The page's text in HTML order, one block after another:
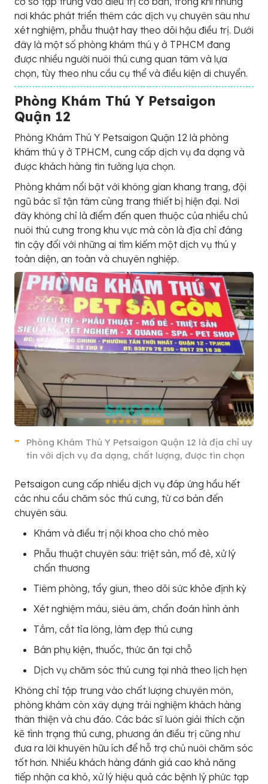
nơi khác phát triển thêm các dịch vụ chuyên sâu như
xét nghiệm, phẫu thuật hay theo dõi hậu điều trị. Dưới
đây là một số phòng khám thú y ở TPHCM đang
được nhiều người nuôi thú cưng quan tâm và lựa
chọn, tùy theo nhu cầu cụ thể và điều kiện di chuyển.
Phòng Khám Thú Y Petsaigon
Quận 12
Phòng Khám Thú Y Petsaigon Quận 12 là phòng
khám thú y ở TPHCM, cung cấp dịch vụ đa dạng và
được khách hàng tin tưởng lựa chọn.
Phòng khám nổi bật với không gian khang trang, đội
ngũ bác sĩ tận tâm cùng trang thiết bị hiện đại. Nơi
đây không chỉ là điểm đến quen thuộc của nhiều chủ
nuôi thú cưng trong khu vực mà còn là địa chỉ đáng
tin cậy đối với những ai tìm kiếm một dịch vụ thú y
toàn diện, an toàn và chuyên nghiệp.
Phòng Khám Thú Y Petsaigon Quận 12 là địa chỉ uy
tín với dịch vụ đa dạng, chất lượng, được tin chọn
Petsaigon cung cấp nhiều dịch vụ đáp ứng hầu hết
các nhu cầu chăm sóc thú cưng, từ cơ bản đến
chuyên sâu.
Khám và điều trị nội khoa cho chó mèo
Phẫu thuật chuyên sâu: triệt sản, mổ đẻ, xử lý
chấn thương
Tiêm phòng, tẩy giun, theo dõi sức khỏe định kỳ
Xét nghiệm máu, siêu âm, chẩn đoán hình ảnh
Tắm, cắt tỉa lông, làm đẹp thú cưng
Bán phụ kiện, thuốc, thức ăn tại chỗ
Dịch vụ chăm sóc thú cưng tại nhà theo lịch hẹn
Không chỉ tập trung vào chất lượng chuyên môn,
phòng khám còn xây dựng trải nghiệm khách hàng
thân thiện và chu đáo. Các bác sĩ luôn giải thích cặn
kẽ tình trạng thú cưng, phương án điều trị cũng như
đưa ra lời khuyên hữu ích để hỗ trợ chủ nuôi chăm sóc
tốt hơn. Nhiều khách hàng đánh giá cao khả năng
tiếp nhận ca khó, xử lý hiệu quả các bệnh lý phức tạp